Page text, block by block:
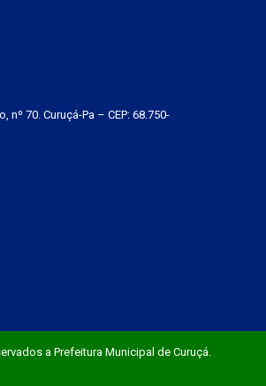
nº 70. Curuçá-Pa – CEP: 68.750-
a Prefeitura Municipal de Curuçá.